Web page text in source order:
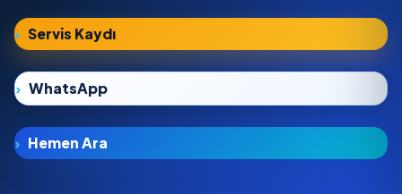
Servis Kaydı
WhatsApp
Hemen Ara